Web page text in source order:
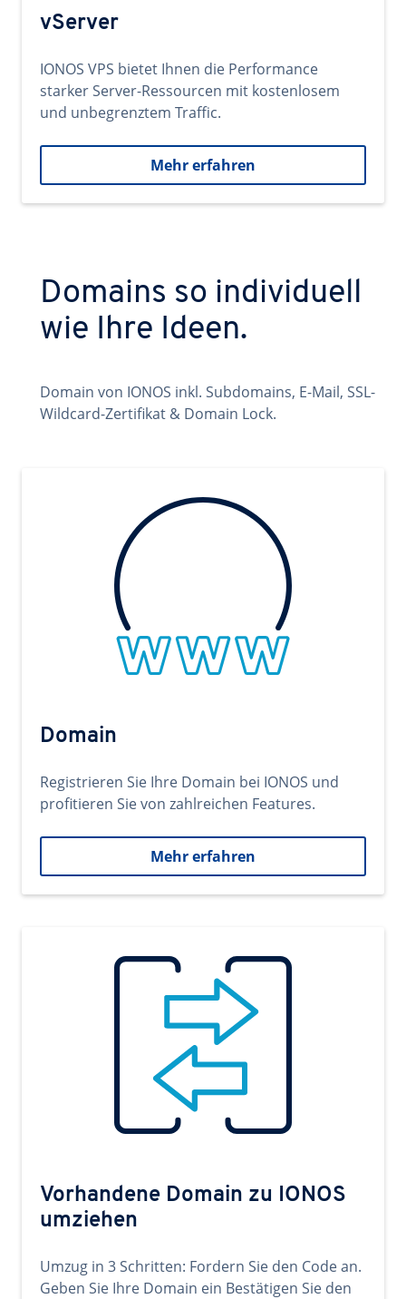
vServer
IONOS VPS bietet Ihnen die Performance
starker Server-Ressourcen mit kostenlosem
und unbegrenztem Traffic.
Mehr erfahren
Domains so individuell
wie Ihre Ideen.
Domain von IONOS inkl. Subdomains, E-Mail, SSL-
Wildcard-Zertifikat & Domain Lock.
Domain
Registrieren Sie Ihre Domain bei IONOS und
profitieren Sie von zahlreichen Features.
Mehr erfahren
Vorhandene Domain zu IONOS
umziehen
Umzug in 3 Schritten: Fordern Sie den Code an.
Geben Sie Ihre Domain ein Bestätigen Sie den